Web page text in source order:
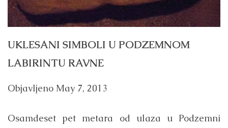
UKLESANI SIMBOLI U PODZEMNOM
LABIRINTU RAVNE
Objavljeno May 7, 2013
Osamdeset pet metara od ulaza u Podzemni